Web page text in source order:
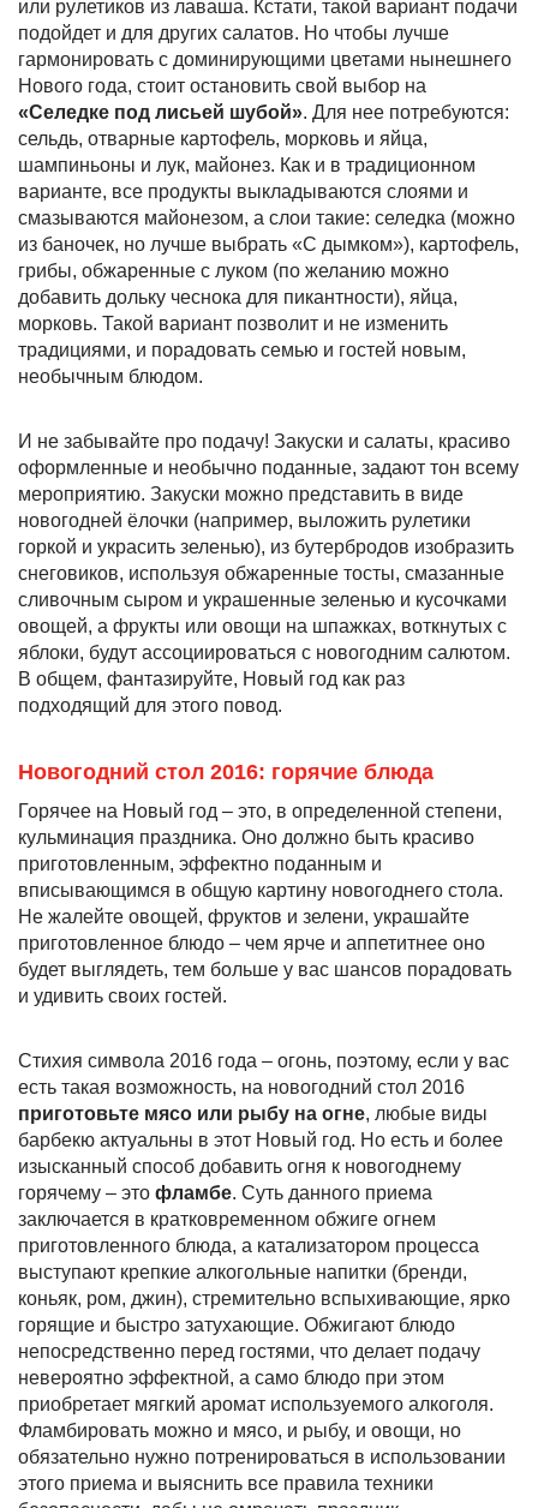
или рулетиков из лаваша. Кстати, такой вариант подачи
подойдет и для других салатов. Но чтобы лучше
гармонировать с доминирующими цветами нынешнего
Нового года, стоит остановить свой выбор на
«Селедке под лисьей шубой». Для нее потребуются:
сельдь, отварные картофель, морковь и яйца,
шампиньоны и лук, майонез. Как и в традиционном
варианте, все продукты выкладываются слоями и
смазываются майонезом, а слои такие: селедка (можно
из баночек, но лучше выбрать «С дымком»), картофель,
грибы, обжаренные с луком (по желанию можно
добавить дольку чеснока для пикантности), яйца,
морковь. Такой вариант позволит и не изменить
традициями, и порадовать семью и гостей новым,
необычным блюдом.
И не забывайте про подачу! Закуски и салаты, красиво
оформленные и необычно поданные, задают тон всему
мероприятию. Закуски можно представить в виде
новогодней ёлочки (например, выложить рулетики
горкой и украсить зеленью), из бутербродов изобразить
снеговиков, используя обжаренные тосты, смазанные
сливочным сыром и украшенные зеленью и кусочками
овощей, а фрукты или овощи на шпажках, воткнутых с
яблоки, будут ассоциироваться с новогодним салютом.
В общем, фантазируйте, Новый год как раз
подходящий для этого повод.
Новогодний стол 2016: горячие блюда
Горячее на Новый год – это, в определенной степени,
кульминация праздника. Оно должно быть красиво
приготовленным, эффектно поданным и
вписывающимся в общую картину новогоднего стола.
Не жалейте овощей, фруктов и зелени, украшайте
приготовленное блюдо – чем ярче и аппетитнее оно
будет выглядеть, тем больше у вас шансов порадовать
и удивить своих гостей.
Стихия символа 2016 года – огонь, поэтому, если у вас
есть такая возможность, на новогодний стол 2016
приготовьте мясо или рыбу на огне, любые виды
барбекю актуальны в этот Новый год. Но есть и более
изысканный способ добавить огня к новогоднему
горячему – это фламбе. Суть данного приема
заключается в кратковременном обжиге огнем
приготовленного блюда, а катализатором процесса
выступают крепкие алкогольные напитки (бренди,
коньяк, ром, джин), стремительно вспыхивающие, ярко
горящие и быстро затухающие. Обжигают блюдо
непосредственно перед гостями, что делает подачу
невероятно эффектной, а само блюдо при этом
приобретает мягкий аромат используемого алкоголя.
Фламбировать можно и мясо, и рыбу, и овощи, но
обязательно нужно потренироваться в использовании
этого приема и выяснить все правила техники